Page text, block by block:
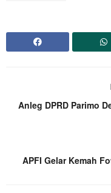
Anleg DPRD Parimo
APFI Gelar Kemah